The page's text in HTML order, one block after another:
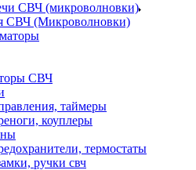
СВЧ (микроволновки)
СВЧ (Микроволновки)
СВЧ
таймеры
коуплеры
термостаты
ручки свч